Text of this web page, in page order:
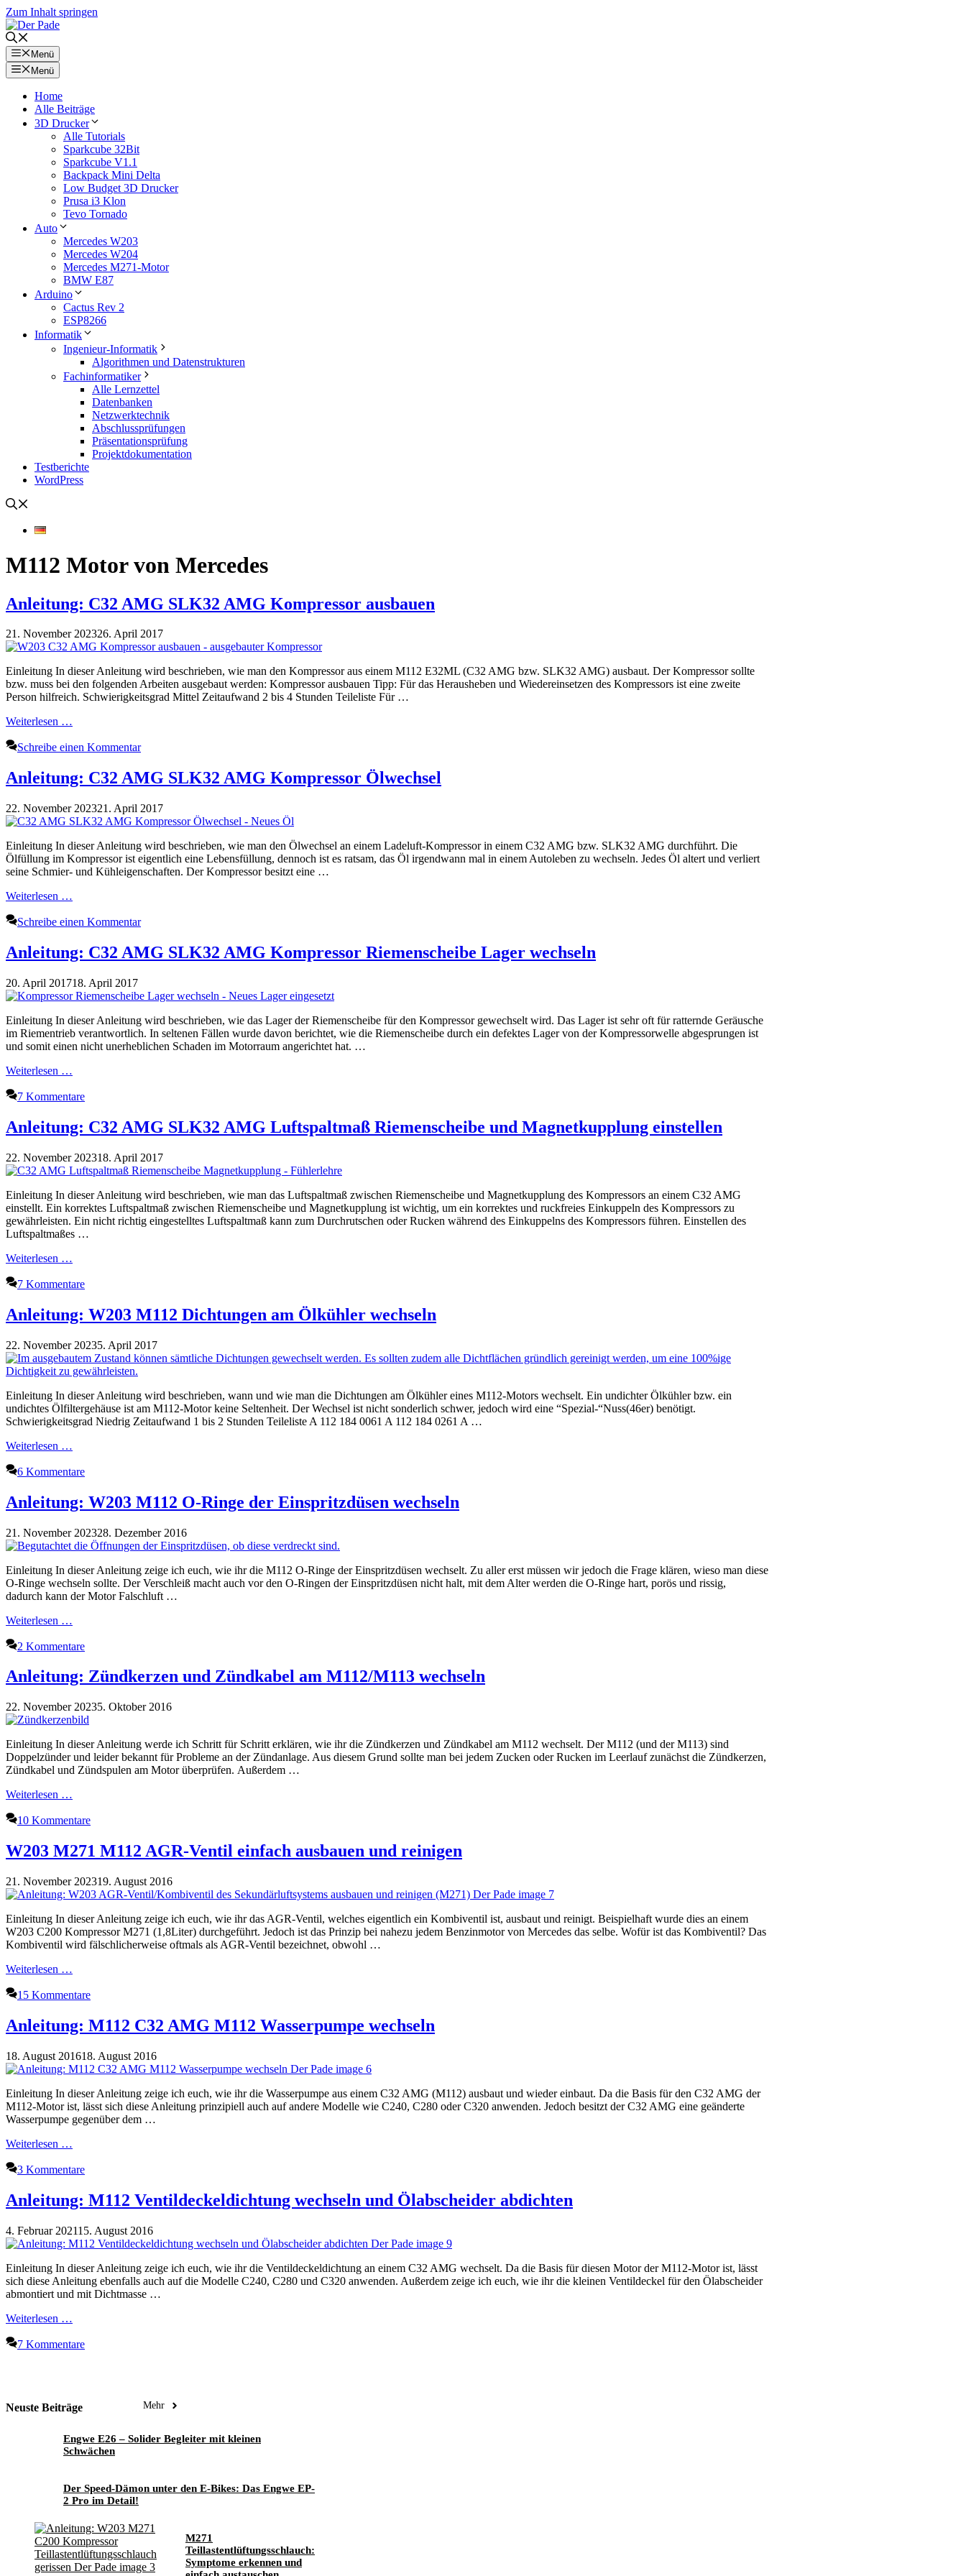
Zum Inhalt springen
Menü
Menü
Home
Alle Beiträge
3D Drucker
Alle Tutorials
Sparkcube 32Bit
Sparkcube V1.1
Backpack Mini Delta
Low Budget 3D Drucker
Prusa i3 Klon
Tevo Tornado
Auto
Mercedes W203
Mercedes W204
Mercedes M271-Motor
BMW E87
Arduino
Cactus Rev 2
ESP8266
Informatik
Ingenieur-Informatik
Algorithmen und Datenstrukturen
Fachinformatiker
Alle Lernzettel
Datenbanken
Netzwerktechnik
Abschlussprüfungen
Präsentationsprüfung
Projektdokumentation
Testberichte
WordPress
M112 Motor von Mercedes
Anleitung: C32 AMG SLK32 AMG Kompressor ausbauen
21. November 202326. April 2017
Einleitung In dieser Anleitung wird beschrieben, wie man den Kompressor aus einem M112 E32ML (C32 AMG bzw. SLK32 AMG) ausbaut. Der Kompressor sollte
bzw. muss bei den folgenden Arbeiten ausgebaut werden: Kompressor ausbauen Tipp: Für das Herausheben und Wiedereinsetzen des Kompressors ist eine zweite
Person hilfreich. Schwierigkeitsgrad Mittel Zeitaufwand 2 bis 4 Stunden Teileliste Für …
Weiterlesen …
Schreibe einen Kommentar
Anleitung: C32 AMG SLK32 AMG Kompressor Ölwechsel
22. November 202321. April 2017
Einleitung In dieser Anleitung wird beschrieben, wie man den Ölwechsel an einem Ladeluft-Kompressor in einem C32 AMG bzw. SLK32 AMG durchführt. Die
Ölfüllung im Kompressor ist eigentlich eine Lebensfüllung, dennoch ist es ratsam, das Öl irgendwann mal in einem Autoleben zu wechseln. Jedes Öl altert und verliert
seine Schmier- und Kühleigenschaften. Der Kompressor besitzt eine …
Weiterlesen …
Schreibe einen Kommentar
Anleitung: C32 AMG SLK32 AMG Kompressor Riemenscheibe Lager wechseln
20. April 201718. April 2017
Einleitung In dieser Anleitung wird beschrieben, wie das Lager der Riemenscheibe für den Kompressor gewechselt wird. Das Lager ist sehr oft für ratternde Geräusche
im Riementrieb verantwortlich. In seltenen Fällen wurde davon berichtet, wie die Riemenscheibe durch ein defektes Lager von der Kompressorwelle abgesprungen ist
und somit einen nicht unerheblichen Schaden im Motorraum angerichtet hat. …
Weiterlesen …
7 Kommentare
Anleitung: C32 AMG SLK32 AMG Luftspaltmaß Riemenscheibe und Magnetkupplung einstellen
22. November 202318. April 2017
Einleitung In dieser Anleitung wird beschrieben, wie man das Luftspaltmaß zwischen Riemenscheibe und Magnetkupplung des Kompressors an einem C32 AMG
einstellt. Ein korrektes Luftspaltmaß zwischen Riemenscheibe und Magnetkupplung ist wichtig, um ein korrektes und ruckfreies Einkuppeln des Kompressors zu
gewährleisten. Ein nicht richtig eingestelltes Luftspaltmaß kann zum Durchrutschen oder Rucken während des Einkuppelns des Kompressors führen. Einstellen des
Luftspaltmaßes …
Weiterlesen …
7 Kommentare
Anleitung: W203 M112 Dichtungen am Ölkühler wechseln
22. November 20235. April 2017
Einleitung In dieser Anleitung wird beschrieben, wann und wie man die Dichtungen am Ölkühler eines M112-Motors wechselt. Ein undichter Ölkühler bzw. ein
undichtes Ölfiltergehäuse ist am M112-Motor keine Seltenheit. Der Wechsel ist nicht sonderlich schwer, jedoch wird eine “Spezial-“Nuss(46er) benötigt.
Schwierigkeitsgrad Niedrig Zeitaufwand 1 bis 2 Stunden Teileliste A 112 184 0061 A 112 184 0261 A …
Weiterlesen …
6 Kommentare
Anleitung: W203 M112 O-Ringe der Einspritzdüsen wechseln
21. November 202328. Dezember 2016
Einleitung In dieser Anleitung zeige ich euch, wie ihr die M112 O-Ringe der Einspritzdüsen wechselt. Zu aller erst müssen wir jedoch die Frage klären, wieso man diese
O-Ringe wechseln sollte. Der Verschleiß macht auch vor den O-Ringen der Einspritzdüsen nicht halt, mit dem Alter werden die O-Ringe hart, porös und rissig,
dadurch kann der Motor Falschluft …
Weiterlesen …
2 Kommentare
Anleitung: Zündkerzen und Zündkabel am M112/M113 wechseln
22. November 20235. Oktober 2016
Einleitung In dieser Anleitung werde ich Schritt für Schritt erklären, wie ihr die Zündkerzen und Zündkabel am M112 wechselt. Der M112 (und der M113) sind
Doppelzünder und leider bekannt für Probleme an der Zündanlage. Aus diesem Grund sollte man bei jedem Zucken oder Rucken im Leerlauf zunächst die Zündkerzen,
Zündkabel und Zündspulen am Motor überprüfen. Außerdem …
Weiterlesen …
10 Kommentare
W203 M271 M112 AGR-Ventil einfach ausbauen und reinigen
21. November 202319. August 2016
Einleitung In dieser Anleitung zeige ich euch, wie ihr das AGR-Ventil, welches eigentlich ein Kombiventil ist, ausbaut und reinigt. Beispielhaft wurde dies an einem
W203 C200 Kompressor M271 (1,8Liter) durchgeführt. Jedoch ist das Prinzip bei nahezu jedem Benzinmotor von Mercedes das selbe. Wofür ist das Kombiventil? Das
Kombiventil wird fälschlicherweise oftmals als AGR-Ventil bezeichnet, obwohl …
Weiterlesen …
15 Kommentare
Anleitung: M112 C32 AMG M112 Wasserpumpe wechseln
18. August 201618. August 2016
Einleitung In dieser Anleitung zeige ich euch, wie ihr die Wasserpumpe aus einem C32 AMG (M112) ausbaut und wieder einbaut. Da die Basis für den C32 AMG der
M112-Motor ist, lässt sich diese Anleitung prinzipiell auch auf andere Modelle wie C240, C280 oder C320 anwenden. Jedoch besitzt der C32 AMG eine geänderte
Wasserpumpe gegenüber dem …
Weiterlesen …
3 Kommentare
Anleitung: M112 Ventildeckeldichtung wechseln und Ölabscheider abdichten
4. Februar 202115. August 2016
Einleitung In dieser Anleitung zeige ich euch, wie ihr die Ventildeckeldichtung an einem C32 AMG wechselt. Da die Basis für diesen Motor der M112-Motor ist, lässt
sich diese Anleitung ebenfalls auch auf die Modelle C240, C280 und C320 anwenden. Außerdem zeige ich euch, wie ihr die kleinen Ventildeckel für den Ölabscheider
abmontiert und mit Dichtmasse …
Weiterlesen …
7 Kommentare
Neuste Beiträge Mehr
Engwe E26 – Solider Begleiter mit kleinen
Schwächen
Der Speed-Dämon unter den E-Bikes: Das Engwe EP-
2 Pro im Detail!
M271
Teillastentlüftungsschlauch:
Symptome erkennen und